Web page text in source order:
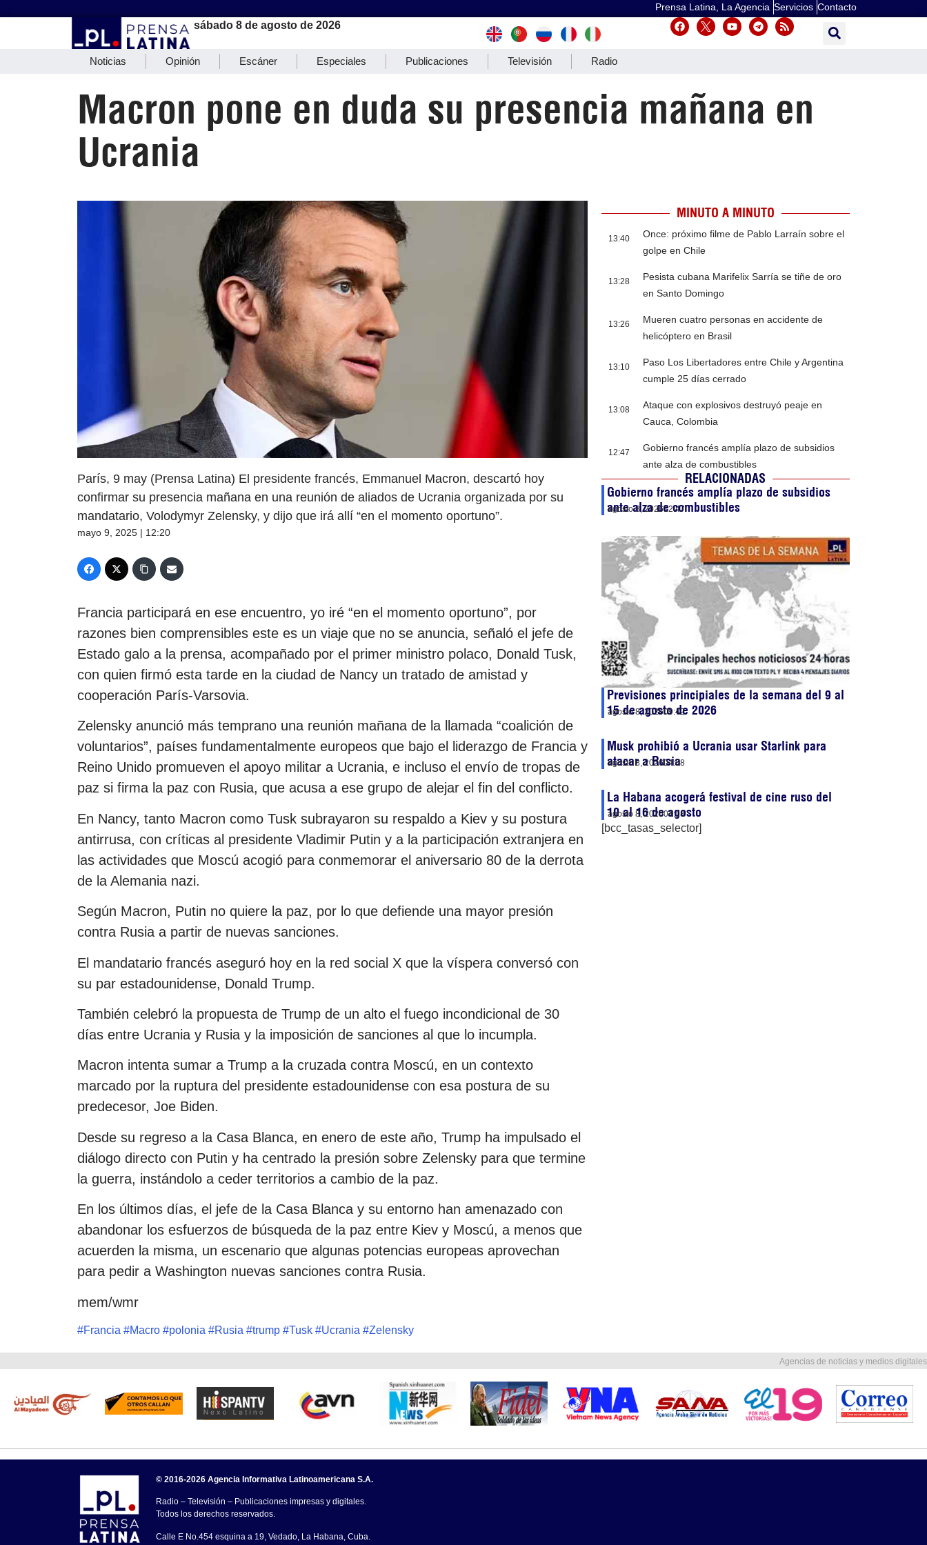
Prensa Latina, La Agencia Servicios Contacto
sábado 8 de agosto de 2026
Noticias Opinión Escáner Especiales Publicaciones Televisión Radio
Macron pone en duda su presencia mañana en
Ucrania
París, 9 may (Prensa Latina) El presidente francés, Emmanuel Macron, descartó hoy
confirmar su presencia mañana en una reunión de aliados de Ucrania organizada por su
mandatario, Volodymyr Zelensky, y dijo que irá allí “en el momento oportuno”.
mayo 9, 2025 | 12:20
Francia participará en ese encuentro, yo iré “en el momento oportuno”, por
razones bien comprensibles este es un viaje que no se anuncia, señaló el jefe de
Estado galo a la prensa, acompañado por el primer ministro polaco, Donald Tusk,
con quien firmó esta tarde en la ciudad de Nancy un tratado de amistad y
cooperación París-Varsovia.
Zelensky anunció más temprano una reunión mañana de la llamada “coalición de
voluntarios”, países fundamentalmente europeos que bajo el liderazgo de Francia y
Reino Unido promueven el apoyo militar a Ucrania, e incluso el envío de tropas de
paz si firma la paz con Rusia, que acusa a ese grupo de alejar el fin del conflicto.
En Nancy, tanto Macron como Tusk subrayaron su respaldo a Kiev y su postura
antirrusa, con críticas al presidente Vladimir Putin y a la participación extranjera en
las actividades que Moscú acogió para conmemorar el aniversario 80 de la derrota
de la Alemania nazi.
Según Macron, Putin no quiere la paz, por lo que defiende una mayor presión
contra Rusia a partir de nuevas sanciones.
El mandatario francés aseguró hoy en la red social X que la víspera conversó con
su par estadounidense, Donald Trump.
También celebró la propuesta de Trump de un alto el fuego incondicional de 30
días entre Ucrania y Rusia y la imposición de sanciones al que lo incumpla.
Macron intenta sumar a Trump a la cruzada contra Moscú, en un contexto
marcado por la ruptura del presidente estadounidense con esa postura de su
predecesor, Joe Biden.
Desde su regreso a la Casa Blanca, en enero de este año, Trump ha impulsado el
diálogo directo con Putin y ha centrado la presión sobre Zelensky para que termine
la guerra, instándolo a ceder territorios a cambio de la paz.
En los últimos días, el jefe de la Casa Blanca y su entorno han amenazado con
abandonar los esfuerzos de búsqueda de la paz entre Kiev y Moscú, a menos que
acuerden la misma, un escenario que algunas potencias europeas aprovechan
para pedir a Washington nuevas sanciones contra Rusia.
mem/wmr
#Francia #Macro #polonia #Rusia #trump #Tusk #Ucrania #Zelensky
MINUTO A MINUTO
13:40
Once: próximo filme de Pablo Larraín sobre el
golpe en Chile
13:28
Pesista cubana Marifelix Sarría se tiñe de oro
en Santo Domingo
13:26
Mueren cuatro personas en accidente de
helicóptero en Brasil
13:10
Paso Los Libertadores entre Chile y Argentina
cumple 25 días cerrado
13:08
Ataque con explosivos destruyó peaje en
Cauca, Colombia
12:47
Gobierno francés amplía plazo de subsidios
ante alza de combustibles
RELACIONADAS
Gobierno francés amplía plazo de subsidios
ante alza de combustibles
agosto 8, 202612:47
Previsiones principiales de la semana del 9 al
15 de agosto de 2026
agosto 8, 202609:42
Musk prohibió a Ucrania usar Starlink para
atacar a Rusia
agosto 8, 202604:08
La Habana acogerá festival de cine ruso del
10 al 16 de agosto
agosto 8, 202604:08
[bcc_tasas_selector]
Agencias de noticias y medios digitales
© 2016-2026 Agencia Informativa Latinoamericana S.A.
Radio – Televisión – Publicaciones impresas y digitales.
Todos los derechos reservados.
Calle E No.454 esquina a 19, Vedado, La Habana, Cuba.